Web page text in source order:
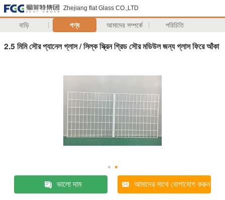
Zhejiang flat Glass CO.,LTD
বাড়ি পণ্য আমাদের সম্পর্কে পরিচিতি
2.5 মিমি সৌর প্যানেল গ্লাস / সিল্ক স্ক্রিন গ্রিড সৌর মডিউল জন্য গ্লাস ফিরে আঁকা
ভালো দাম আমাদের সাথে যোগাযোগ করুন